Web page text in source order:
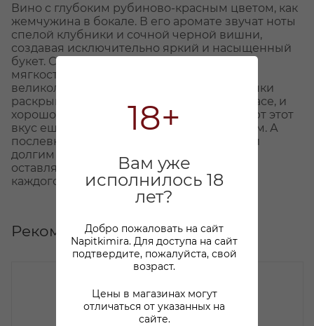
18+
Вам уже
исполнилось 18
лет?
Добро пожаловать на сайт
Napitkimira. Для доступа на сайт
подтвердите, пожалуйста, свой
возраст.
Цены в магазинах могут
отличаться от указанных на
сайте.
Вино с глубоким рубиново-красным цветом, как
жемчужина в бокале. В его аромате звучат ноты
спелой клубники и сочной черной вишни,
создавая исключительно яркий и насыщенный
букет. С первого глотка вы почувствуете
мягкость и бархатистость вкуса этого
великолепного напитка. Фруктовые оттенки
раскрываются на языке во всей своей красе, и
хорошо сбалансированные танины делают этот
вкус еще более приятным и гармоничным. А
послевкусие вина просто поражает своей
долгим и сочным завершением, которое
оставляет незабываемое впечатление на
каждого, кто его попробовал.
Рекомендуем